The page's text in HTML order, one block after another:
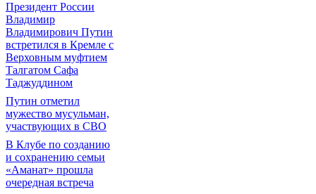
Президент России
Владимир
Владимирович Путин
встретился в Кремле с
Верховным муфтием
Талгатом Сафа
Таджуддином
Путин отметил
мужество мусульман,
участвующих в СВО
В Клубе по созданию
и сохранению семьи
«Аманат» прошла
очередная встреча